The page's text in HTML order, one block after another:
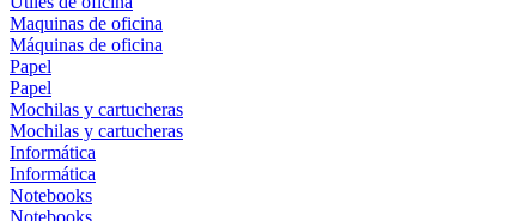
Maquinas de oficina
Máquinas de oficina
Papel
Papel
Mochilas y cartucheras
Mochilas y cartucheras
Informática
Informática
Notebooks
Notebooks